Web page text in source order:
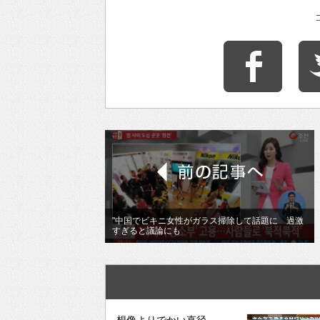
"中国でビキニ女性がガラス掃除して話題に 過激
すぎると議論にも